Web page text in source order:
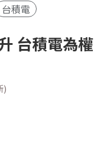
台積電
台積電為權
)